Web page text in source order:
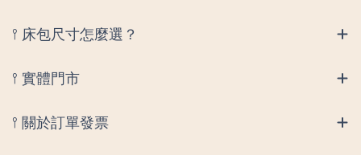
𖥣 床包尺寸怎麼選？
𖥣 實體門市
𖥣 關於訂單發票